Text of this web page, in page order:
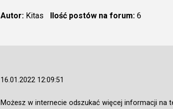
Autor: Kitas Ilość postów na forum:6
16.01.2022 12:09:51
Możesz w internecie odszukać więcej informacji na